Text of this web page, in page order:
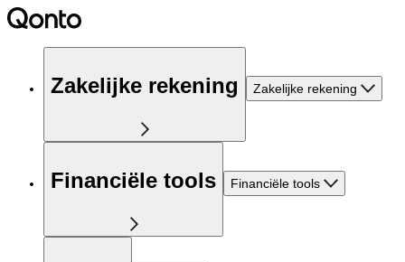
Zakelijke rekening Zakelijke rekening
Financiële tools Financiële tools